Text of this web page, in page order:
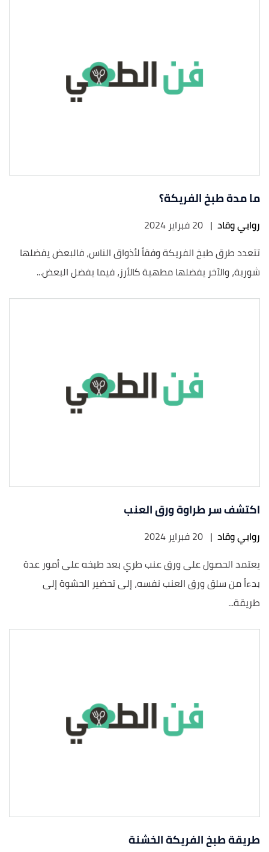
ما مدة طبخ الفريكة؟
روابي وقاد | 20 فبراير 2024
تتعدد طرق طبخ الفريكة وفقاً لأذواق الناس، فالبعض يفضلها
شوربة، والآخر يفضلها مطهية كالأرز، فيما يفضل البعض...
اكتشف سر طراوة ورق العنب
روابي وقاد | 20 فبراير 2024
يعتمد الحصول على ورق عنب طري بعد طبخه على أمور عدة
بدءاً من سلق ورق العنب نفسه، إلى تحضير الحشوة إلى
طريقة...
طريقة طبخ الفريكة الخشنة